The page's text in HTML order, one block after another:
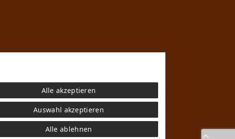
mit den Versandinformationen.
sind Teil der kreativen Arbeit von
Alle akzeptieren
Auswahl akzeptieren
Alle ablehnen